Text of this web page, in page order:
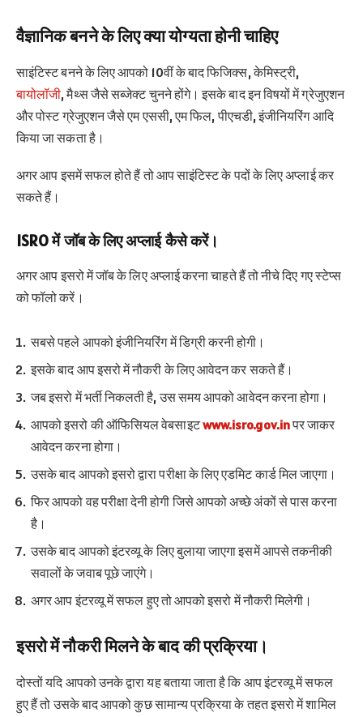
वैज्ञानिक बनने के लिए क्या योग्यता होनी चाहिए
साइंटिस्ट बनने के लिए आपको 10वीं के बाद फिजिक्स, केमिस्ट्री,
बायोलॉजी, मैथ्स जैसे सब्जेक्ट चुनने होंगे। इसके बाद इन विषयों में ग्रेजुएशन
और पोस्ट ग्रेजुएशन जैसे एम एससी, एम फिल, पीएचडी, इंजीनियरिंग आदि
किया जा सकता है।
अगर आप इसमें सफल होते हैं तो आप साइंटिस्ट के पदों के लिए अप्लाई कर
सकते हैं।
ISRO में जॉब के लिए अप्लाई कैसे करें।
अगर आप इसरो में जॉब के लिए अप्लाई करना चाहते हैं तो नीचे दिए गए स्टेप्स
को फॉलो करें।
सबसे पहले आपको इंजीनियरिंग में डिग्री करनी होगी।
इसके बाद आप इसरो में नौकरी के लिए आवेदन कर सकते हैं।
जब इसरो में भर्ती निकलती है, उस समय आपको आवेदन करना होगा।
आपको इसरो की ऑफिसियल वेबसाइटwww.isro.gov.inपर जाकर
आवेदन करना होगा।
उसके बाद आपको इसरो द्वारा परीक्षा के लिए एडमिट कार्ड मिल जाएगा।
फिर आपको वह परीक्षा देनी होगी जिसे आपको अच्छे अंकों से पास करना
है।
उसके बाद आपको इंटरव्यू के लिए बुलाया जाएगा इसमें आपसे तकनीकी
सवालों के जवाब पूछे जाएंगे।
अगर आप इंटरव्यू में सफल हुए तो आपको इसरो में नौकरी मिलेगी।
इसरो में नौकरी मिलने के बाद की प्रक्रिया।
दोस्तों यदि आपको उनके द्वारा यह बताया जाता है कि आप इंटरव्यू में सफल
हुए हैं तो उसके बाद आपको कुछ सामान्य प्रक्रिया के तहत इसरो में शामिल